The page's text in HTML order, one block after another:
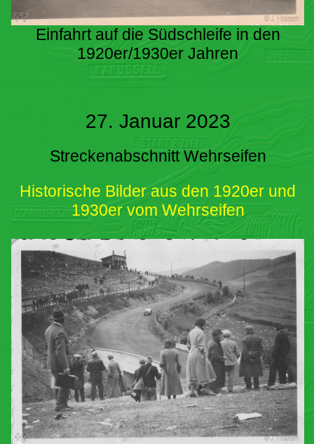
Einfahrt auf die Südschleife in den
1920er/1930er Jahren
27. Januar 2023
Streckenabschnitt Wehrseifen
Historische Bilder aus den 1920er und
1930er vom Wehrseifen